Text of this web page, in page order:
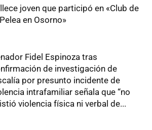
joven que participó en «Club de
en Osorno»
Fidel Espinoza tras
de investigación de
por presunto incidente de
intrafamiliar señala que “no
violencia física ni verbal de...